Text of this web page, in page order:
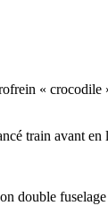
«
train avant
double